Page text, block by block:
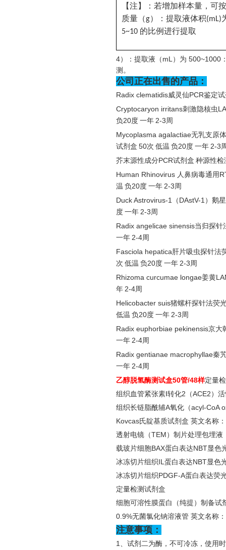
【注】：若增加样本量，可
质量（g）：提取液体积(mL)
5~10 的比例进行提取
4）：提取液（mL）为 500~1000
测。
公司正在出售的产品：
Radix clematidis威灵仙PCR鉴定
Cryptocaryon irritans刺激隐核虫
负20度一年 2-3周
Mycoplasma agalactiae无乳支原
试剂盒 50次 低温 负20度一年 2-3
芥末源性成分PCR试剂盒 种源性检
Human Rhinovirus 人鼻病毒通用
温 负20度一年 2-3周
Duck Astrovirus-1（DAstV-1）鹅
度一年 2-3周
Radix angelicae sinensis当归探针
一年 2-4周
Fasciola hepatica肝片吸虫探针法
次 低温 负20度一年 2-3周
Rhizoma curcumae longae姜黄
年 2-4周
Helicobacter suis猪螺杆探针法荧
低温 负20度一年 2-3周
Radix euphorbiae pekinensis京大
一年 2-4周
Radix gentianae macrophyllae秦
一年 2-4周
乙醇脱氢酶测试盒50管/48样定量
组织血管紧张素Ⅰ转化2（ACE2）
组织长链脂酰辅A氧化（acyl-CoA
Kovcas氏靛基质试剂盒 英文名称
透射电镜（TEM）制片处理包埋
载玻片细胞BAX蛋白表达NBT显
冰冻切片组织IL蛋白表达NBT显色
冰冻切片组织PDGF-A蛋白表达荧
定量检测试剂盒
细胞可溶性膜蛋白（纯提）制备试
0.9%无菌氯化钠溶液管 英文名称
注意事项：
1、试剂二为酶，不可冷冻，使用